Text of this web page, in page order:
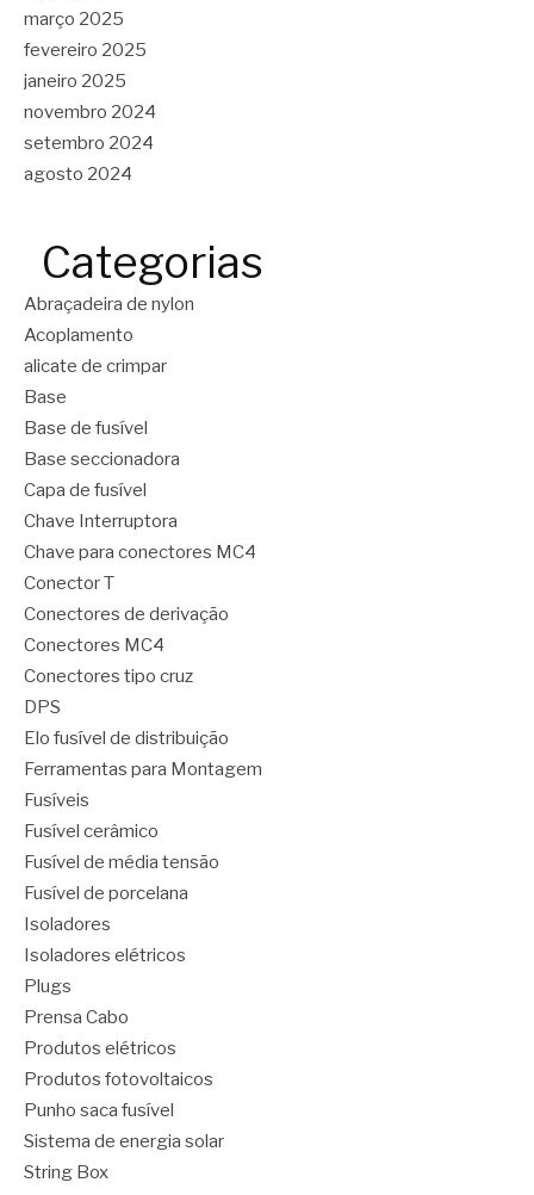
março 2025
fevereiro 2025
janeiro 2025
novembro 2024
setembro 2024
agosto 2024
Categorias
Abraçadeira de nylon
Acoplamento
alicate de crimpar
Base
Base de fusível
Base seccionadora
Capa de fusível
Chave Interruptora
Chave para conectores MC4
Conector T
Conectores de derivação
Conectores MC4
Conectores tipo cruz
DPS
Elo fusível de distribuição
Ferramentas para Montagem
Fusíveis
Fusível cerâmico
Fusível de média tensão
Fusível de porcelana
Isoladores
Isoladores elétricos
Plugs
Prensa Cabo
Produtos elétricos
Produtos fotovoltaicos
Punho saca fusível
Sistema de energia solar
String Box